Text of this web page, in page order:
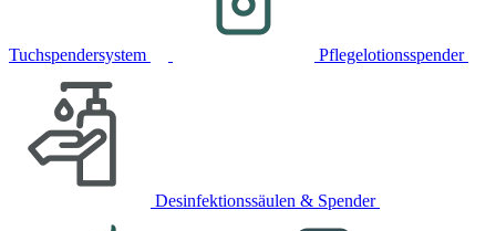
Tuchspendersystem Pflegelotionsspender
Desinfektionssäulen & Spender